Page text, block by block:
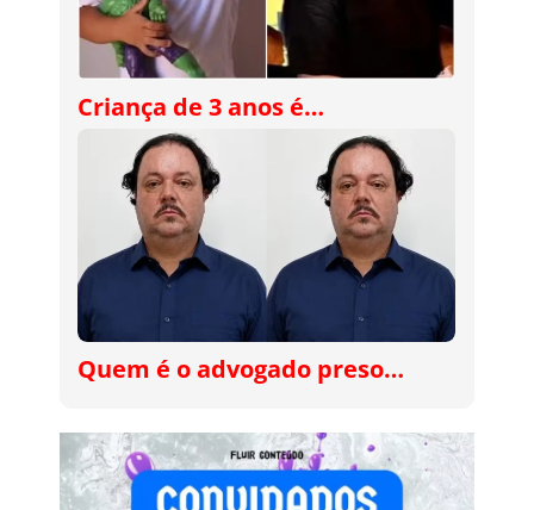
Criança de 3 anos é…
Quem é o advogado preso…